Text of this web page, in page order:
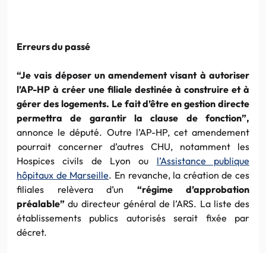
Erreurs du passé
“Je vais déposer un amendement visant à autoriser
l’AP-HP à créer une filiale destinée à construire et à
gérer des logements. Le fait d’être en gestion directe
permettra de garantir la clause de fonction”,
annonce le député. Outre l’AP-HP, cet amendement
pourrait concerner d’autres CHU, notamment les
Hospices civils de Lyon ou l’Assistance publique
hôpitaux de Marseille. En revanche, la création de ces
filiales relèvera d’un “régime d’approbation
préalable” du directeur général de l’ARS. La liste des
établissements publics autorisés serait fixée par
décret.